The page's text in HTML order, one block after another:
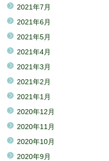
2021年7月
2021年6月
2021年5月
2021年4月
2021年3月
2021年2月
2021年1月
2020年12月
2020年11月
2020年10月
2020年9月